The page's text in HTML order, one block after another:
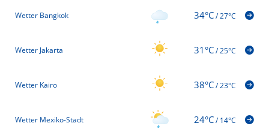
Wetter Bangkok 34°C/27°C
Wetter Jakarta 31°C/25°C
Wetter Kairo 38°C/23°C
Wetter Mexiko-Stadt 24°C/14°C